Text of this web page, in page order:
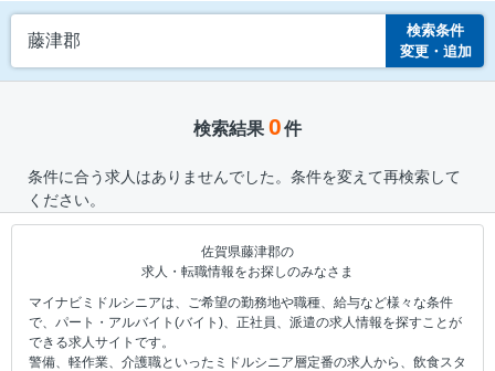
藤津郡
検索条件
変更・追加
検索結果 0件
条件に合う求人はありませんでした。条件を変えて再検索して
ください。
佐賀県藤津郡の
求人・転職情報をお探しのみなさま
マイナビミドルシニアは、ご希望の勤務地や職種、給与など様々な条件
で、パート・アルバイト(バイト)、正社員、派遣の求人情報を探すことが
できる求人サイトです。
警備、軽作業、介護職といったミドルシニア層定番の求人から、飲食スタ